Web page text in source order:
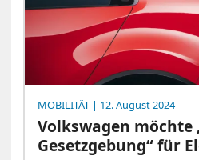
MOBILITÄT | 12. August 2024
Volkswagen
Gesetzgebung“ für